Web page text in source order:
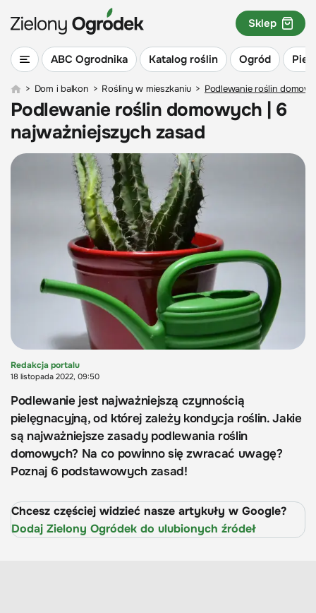
ABC Ogrodnika Katalog roślin Ogród
Sklep
> Dom i balkon > Rośliny w mieszkaniu > Podlewanie roślin
Podlewanie roślin domowych | 6
najważniejszych zasad
Redakcja portalu
18 listopada 2022, 09:50
Podlewanie jest najważniejszą czynnością
pielęgnacyjną, od której zależy kondycja roślin. Jakie
są najważniejsze zasady podlewania roślin
domowych? Na co powinno się zwracać uwagę?
Poznaj 6 podstawowych zasad!
Chcesz częściej widzieć nasze artykuły w Google?
Dodaj Zielony Ogródek do ulubionych źródeł